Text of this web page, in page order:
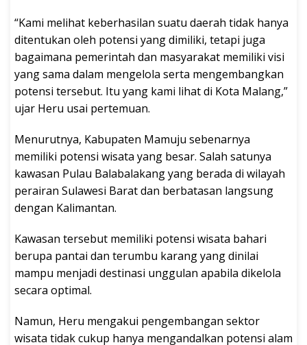
“Kami melihat keberhasilan suatu daerah tidak hanya
ditentukan oleh potensi yang dimiliki, tetapi juga
bagaimana pemerintah dan masyarakat memiliki visi
yang sama dalam mengelola serta mengembangkan
potensi tersebut. Itu yang kami lihat di Kota Malang,”
ujar Heru usai pertemuan.
Menurutnya, Kabupaten Mamuju sebenarnya
memiliki potensi wisata yang besar. Salah satunya
kawasan Pulau Balabalakang yang berada di wilayah
perairan Sulawesi Barat dan berbatasan langsung
dengan Kalimantan.
Kawasan tersebut memiliki potensi wisata bahari
berupa pantai dan terumbu karang yang dinilai
mampu menjadi destinasi unggulan apabila dikelola
secara optimal.
Namun, Heru mengakui pengembangan sektor
wisata tidak cukup hanya mengandalkan potensi alam